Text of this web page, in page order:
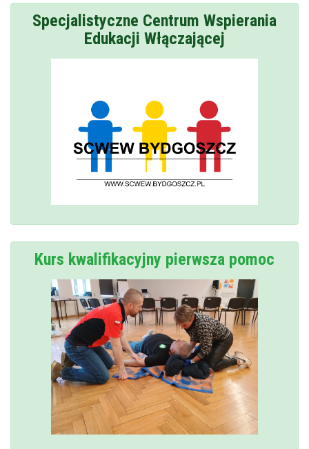
Specjalistyczne Centrum Wspierania
Edukacji Włączającej
Kurs kwalifikacyjny pierwsza pomoc